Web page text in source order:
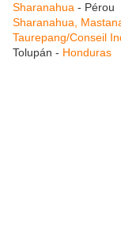
Sharanahua - Pérou
Sharanahua,
Taurepang/Conseil
Tolupán - Honduras